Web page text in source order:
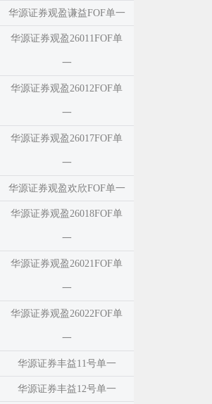
华源证券观盈谦益FOF单一
华源证券观盈26011FOF单
一
华源证券观盈26012FOF单
一
华源证券观盈26017FOF单
一
华源证券观盈欢欣FOF单一
华源证券观盈26018FOF单
一
华源证券观盈26021FOF单
一
华源证券观盈26022FOF单
一
华源证券丰益11号单一
华源证券丰益12号单一